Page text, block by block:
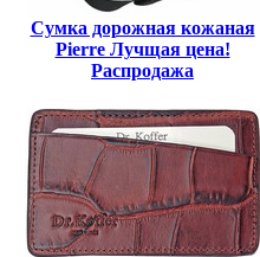
Сумка дорожная кожаная
Pierre Лучщая цена!
Распродажа